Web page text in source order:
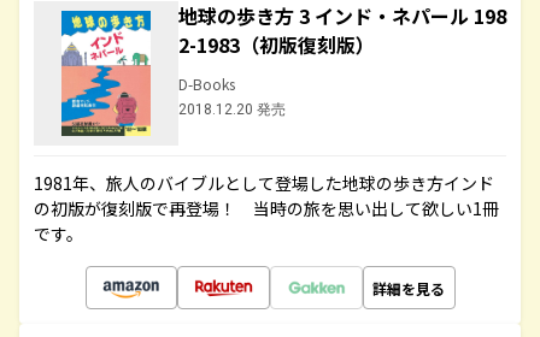
地球の歩き方 3 インド・ネパール 198
2-1983（初版復刻版）
D-Books
2018.12.20 発売
1981年、旅人のバイブルとして登場した地球の歩き方インド
の初版が復刻版で再登場！ 当時の旅を思い出して欲しい1冊
です。
詳細を見る